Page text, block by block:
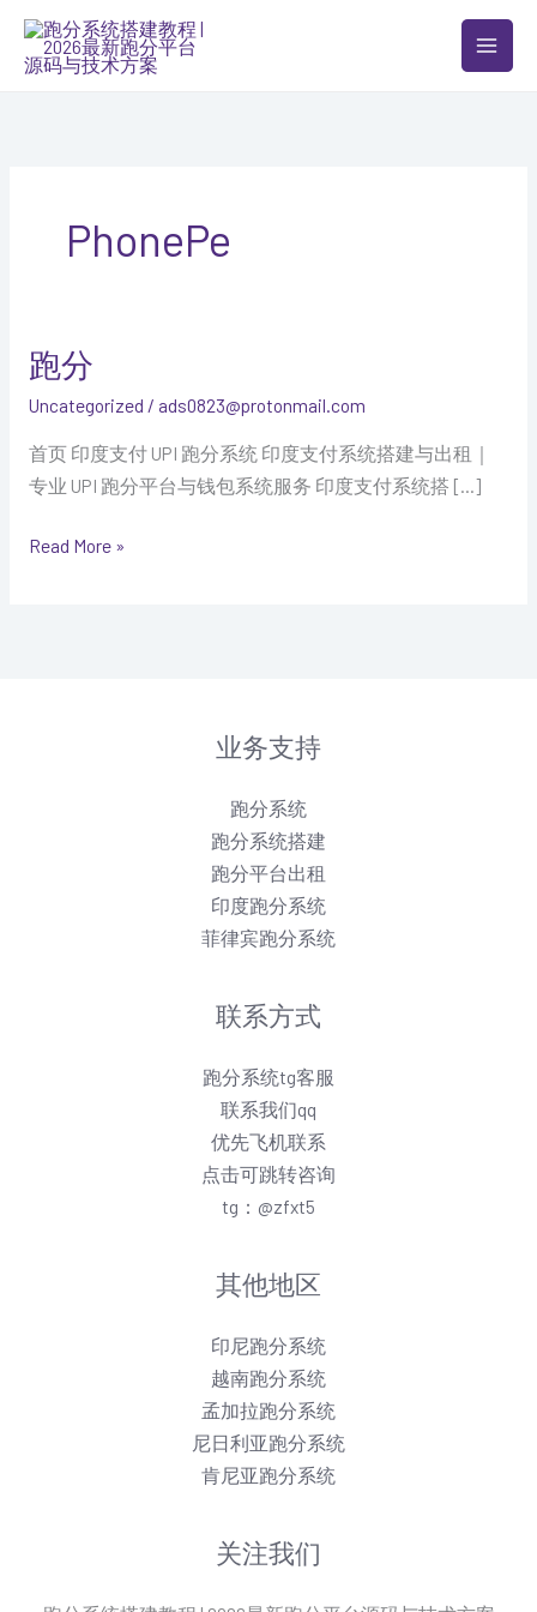
PhonePe
跑分
Uncategorized / ads0823@protonmail.com
首页 印度支付 UPI 跑分系统 印度支付系统搭建与出租｜
专业 UPI 跑分平台与钱包系统服务 印度支付系统搭 […]
跑
Read More »
业务支持
跑分系统
跑分系统搭建
跑分平台出租
印度跑分系统
菲律宾跑分系统
联系方式
跑分系统tg客服
联系我们qq
优先飞机联系
点击可跳转咨询
tg：@zfxt5
其他地区
印尼跑分系统
越南跑分系统
孟加拉跑分系统
尼日利亚跑分系统
肯尼亚跑分系统
关注我们